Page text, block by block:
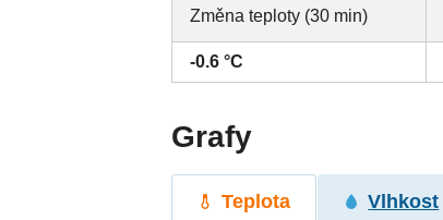
Změna teploty (30 min)
-0.6 °C
Grafy
Teplota Vlhkost